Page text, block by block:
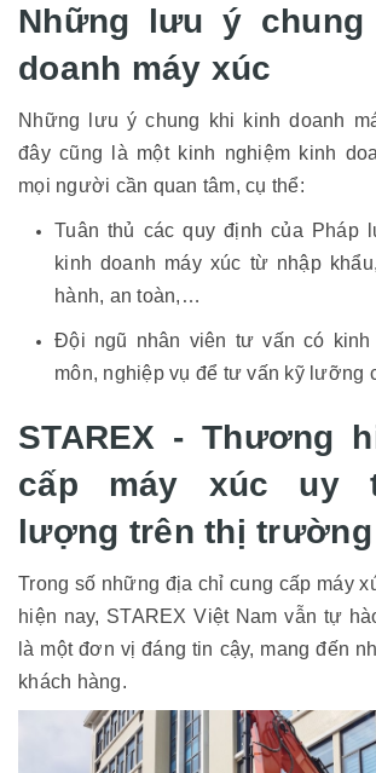
Những lưu ý
doanh máy xúc
Những lưu ý chung khi kinh doanh
đây cũng là một kinh nghiệm kinh
mọi người cần quan tâm, cụ thể:
Tuân thủ các quy định của Pháp
kinh doanh máy xúc từ nhập
hành, an toàn,…
Đội ngũ nhân viên tư vấn có kinh
môn, nghiệp vụ để tư vấn kỹ lưỡng
STAREX - Thương
cấp máy xúc uy
lượng trên thị trường
Trong số những địa chỉ cung cấp máy
hiện nay, STAREX Việt Nam vẫn tự
là một đơn vị đáng tin cậy, mang đến
khách hàng.